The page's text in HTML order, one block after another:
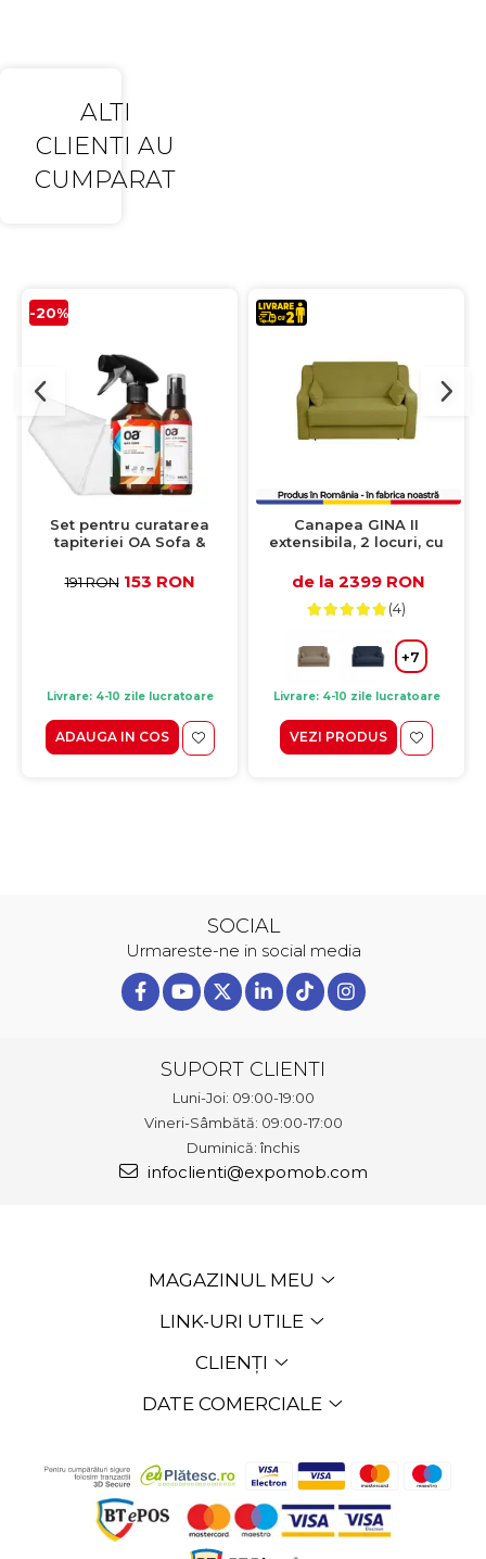
ALTI
CLIENTI AU
CUMPARAT
-20%
Set pentru curatarea
tapiteriei OA Sofa &
Laveta din microfibra
191 RON 153 RON
Livrare: 4-10 zile lucratoare
ADAUGA IN COS
Canapea GINA II
extensibila, 2 locuri, cu
verde deschis, 155x100x95
de la 2399 RON
(4)
+7
Livrare: 4-10 zile lucratoare
VEZI PRODUS
SOCIAL
Urmareste-ne in social media
SUPORT CLIENTI
Luni-Joi: 09:00-19:00
Vineri-Sâmbătă: 09:00-17:00
Duminică: închis
infoclienti@expomob.com
MAGAZINUL MEU
LINK-URI UTILE
CLIENȚI
DATE COMERCIALE